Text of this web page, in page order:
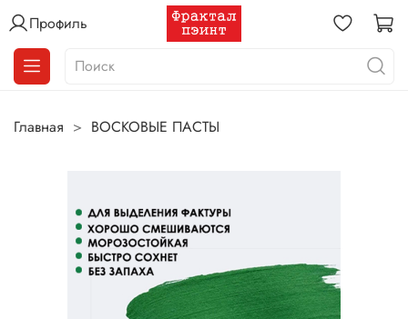
Профиль
Главная ВОСКОВЫЕ ПАСТЫ